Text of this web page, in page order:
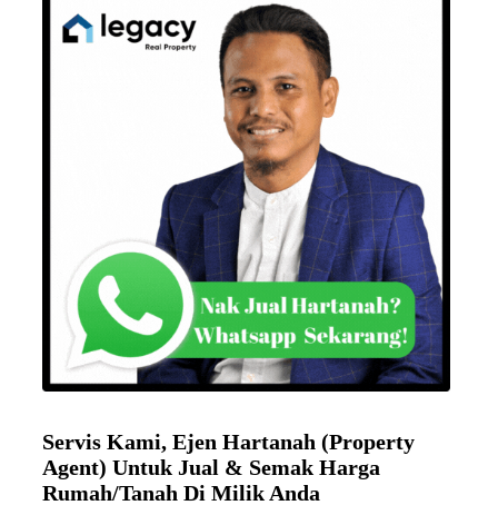
Servis Kami, Ejen Hartanah (Property
Agent) Untuk Jual & Semak Harga
Rumah/Tanah Di Milik Anda